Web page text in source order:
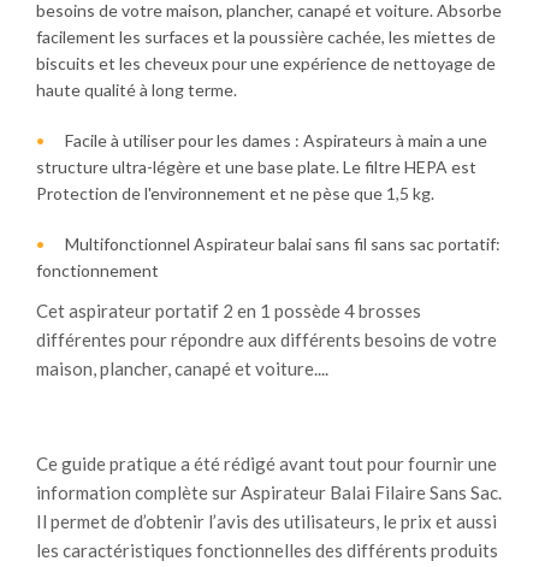
besoins de votre maison, plancher, canapé et voiture. Absorbe
facilement les surfaces et la poussière cachée, les miettes de
biscuits et les cheveux pour une expérience de nettoyage de
haute qualité à long terme.
Facile à utiliser pour les dames : Aspirateurs à main a une
structure ultra-légère et une base plate. Le filtre HEPA est
Protection de l'environnement et ne pèse que 1,5 kg.
Multifonctionnel Aspirateur balai sans fil sans sac portatif:
fonctionnement
Cet aspirateur portatif 2 en 1 possède 4 brosses
différentes pour répondre aux différents besoins de votre
maison, plancher, canapé et voiture....
Ce guide pratique a été rédigé avant tout pour fournir une
information complète sur Aspirateur Balai Filaire Sans Sac.
Il permet de d’obtenir l’avis des utilisateurs, le prix et aussi
les caractéristiques fonctionnelles des différents produits